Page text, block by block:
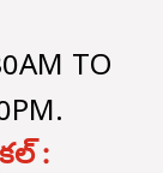
TO
: